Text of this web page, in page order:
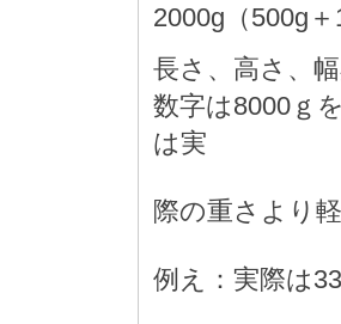
2000g（500g
長さ、高さ、
数字は8000ｇ
は実
際の重さより
例え：実際は